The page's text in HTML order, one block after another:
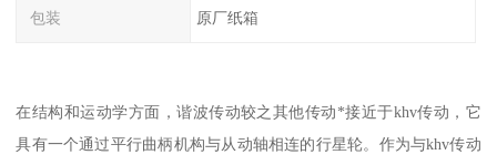
包装 原厂纸箱
在结构和运动学方面，谐波传动较之其他传动*接近于khv传动，它
具有一个通过平行曲柄机构与从动轴相连的行星轮。作为与khv传动